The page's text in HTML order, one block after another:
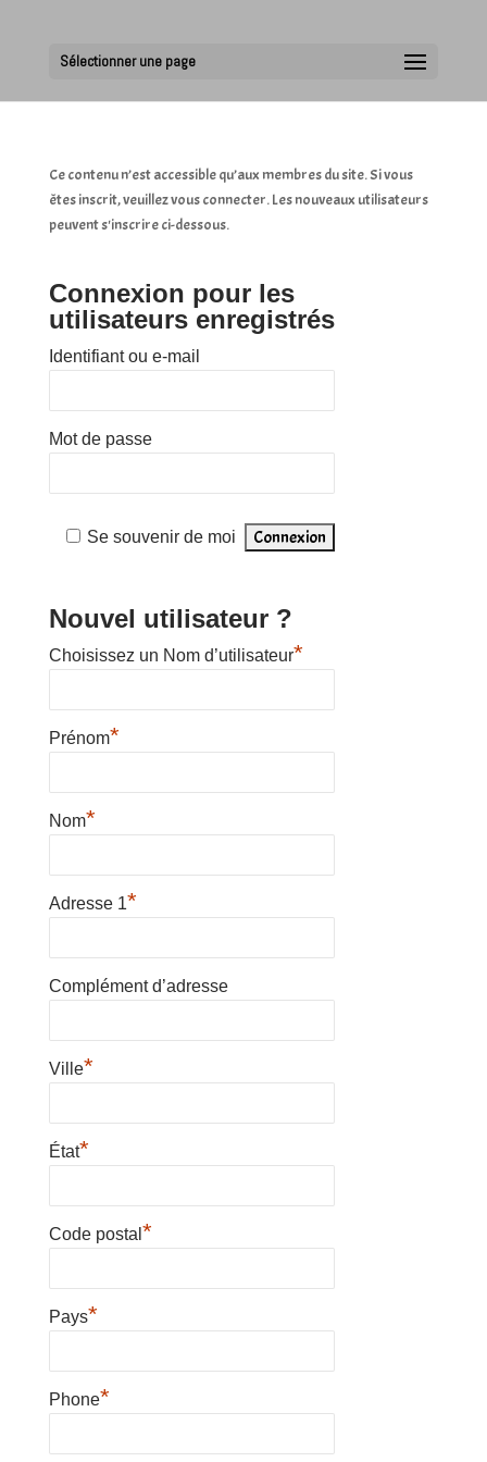
Sélectionner une page
Ce contenu n’est accessible qu’aux membres du site. Si vous
êtes inscrit, veuillez vous connecter. Les nouveaux utilisateurs
peuvent s'inscrire ci-dessous.
Connexion pour les
utilisateurs enregistrés
Identifiant ou e-mail
Mot de passe
Se souvenir de moi
Nouvel utilisateur ?
Choisissez un Nom d’utilisateur*
Prénom*
Nom*
Adresse 1*
Complément d’adresse
Ville*
État*
Code postal *
Pays*
Phone*